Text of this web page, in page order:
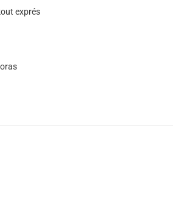
exprés